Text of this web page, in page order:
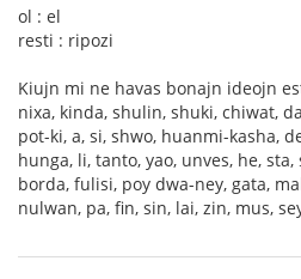
ol : el
resti : ripozi
Kiujn mi ne havas bonajn ideojn
nixa, kinda, shulin, shuki, chiwat,
pot-ki, a, si, shwo, huanmi-kasha,
hunga, li, tanto, yao, unves, he,
borda, fulisi, poy dwa-ney, gata,
nulwan, pa, fin, sin, lai, zin, mus,